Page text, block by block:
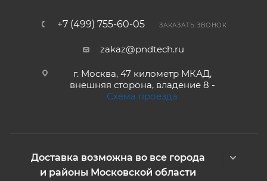
+7 (499) 755-60-05 ЗАКАЗАТЬ ЗВОНОК
zakaz@pndtech.ru
г. Москва, 47 километр МКАД,
внешняя сторона, владение 8 -
Схема проезда
Доставка возможна во все города
и районы Московской области